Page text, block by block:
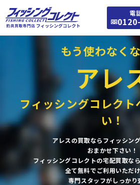
電
もう使わなく
アレ
フィッシングコレクト
い！
アレスの買取ならフィッシン
おまかせ下さい！
フィッシングコレクトの宅配買取な
全て無料でご利用いただ
専門スタッフがしっかり